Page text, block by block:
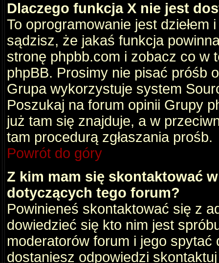
Dlaczego funkcja X nie jest
To oprogramowanie jest dziełem
sądzisz, że jakaś funkcja
stronę phpbb.com i zobacz co w
phpBB. Prosimy nie pisać próśb
Grupa wykorzystuje system
Poszukaj na forum opinii Grupy
już tam się znajduje, a w
tam procedurą zgłaszania prośb.
Powrót do góry
Z kim mam się skontaktować
dotyczących tego forum?
Powinieneś skontaktować się z
dowiedzieć się kto nim jest
moderatorów forum i jego
dostaniesz odpowiedzi